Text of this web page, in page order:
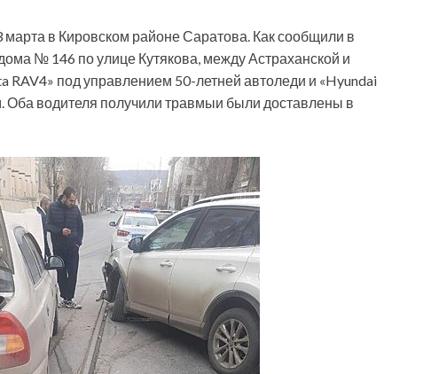
в Кировском районе Саратова. Как сообщили в
№ 146 по улице Кутякова, между Астраханской и
RAV4» под управлением 50-летней автоледи и «Hyundai
Оба водителя получили травмыи были доставлены в